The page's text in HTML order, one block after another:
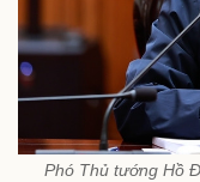
Phó Thủ tướng Hồ